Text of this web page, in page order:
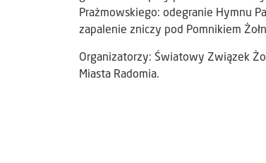
Prażmowskiego: odegranie Hymnu
zapalenie zniczy pod Pomnikiem
Organizatorzy: Światowy Związek
Miasta Radomia.